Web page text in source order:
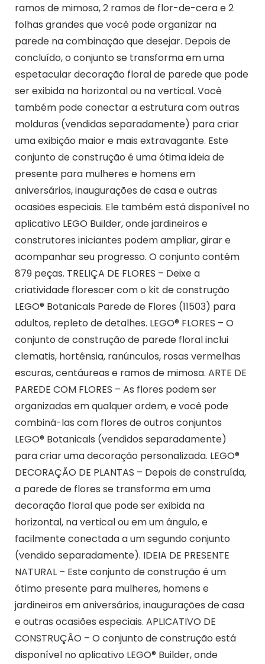
ramos de mimosa, 2 ramos de flor-de-cera e 2
folhas grandes que você pode organizar na
parede na combinação que desejar. Depois de
concluído, o conjunto se transforma em uma
espetacular decoração floral de parede que pode
ser exibida na horizontal ou na vertical. Você
também pode conectar a estrutura com outras
molduras (vendidas separadamente) para criar
uma exibição maior e mais extravagante. Este
conjunto de construção é uma ótima ideia de
presente para mulheres e homens em
aniversários, inaugurações de casa e outras
ocasiões especiais. Ele também está disponível no
aplicativo LEGO Builder, onde jardineiros e
construtores iniciantes podem ampliar, girar e
acompanhar seu progresso. O conjunto contém
879 peças. TRELIÇA DE FLORES – Deixe a
criatividade florescer com o kit de construção
LEGO® Botanicals Parede de Flores (11503) para
adultos, repleto de detalhes. LEGO® FLORES – O
conjunto de construção de parede floral inclui
clematis, hortênsia, ranúnculos, rosas vermelhas
escuras, centáureas e ramos de mimosa. ARTE DE
PAREDE COM FLORES – As flores podem ser
organizadas em qualquer ordem, e você pode
combiná-las com flores de outros conjuntos
LEGO® Botanicals (vendidos separadamente)
para criar uma decoração personalizada. LEGO®
DECORAÇÃO DE PLANTAS – Depois de construída,
a parede de flores se transforma em uma
decoração floral que pode ser exibida na
horizontal, na vertical ou em um ângulo, e
facilmente conectada a um segundo conjunto
(vendido separadamente). IDEIA DE PRESENTE
NATURAL – Este conjunto de construção é um
ótimo presente para mulheres, homens e
jardineiros em aniversários, inaugurações de casa
e outras ocasiões especiais. APLICATIVO DE
CONSTRUÇÃO – O conjunto de construção está
disponível no aplicativo LEGO® Builder, onde